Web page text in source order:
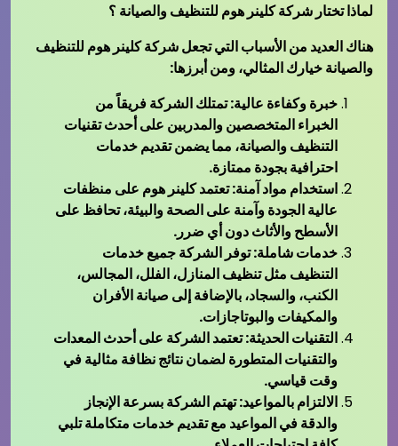
لماذا تختار شركة كلينر هوم للتنظيف والصيانة ؟
هناك العديد من الأسباب التي تجعل شركة كلينر هوم للتنظيف
والصيانة خيارك المثالي، ومن أبرزها:
خبرة وكفاءة عالية: تمتلك الشركة فريقاً من
الخبراء المتخصصين والمدربين على أحدث تقنيات
التنظيف والصيانة، مما يضمن تقديم خدمات
احترافية بجودة ممتازة.
استخدام مواد آمنة: تعتمد كلينر هوم على منظفات
عالية الجودة وآمنة على الصحة والبيئة، تحافظ على
الأسطح والأثاث دون أي ضرر.
خدمات شاملة: توفر الشركة جميع خدمات
التنظيف مثل تنظيف المنازل، الفلل، المجالس،
الكنب، والسجاد، بالإضافة إلى صيانة الأفران
والمكيفات والبوتاجازات.
التقنيات الحديثة: تعتمد الشركة على أحدث المعدات
والتقنيات المتطورة لضمان نتائج نظافة مثالية في
وقت قياسي.
الالتزام بالمواعيد: تهتم الشركة بسرعة الإنجاز
والدقة في المواعيد مع تقديم خدمات متكاملة تلبي